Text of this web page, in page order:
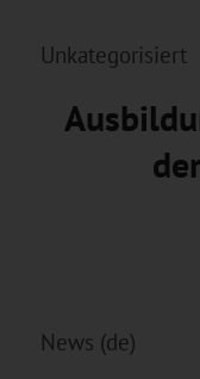
Unkategorisiert
News (de)